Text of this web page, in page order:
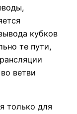
кубков
те пути,
ветви
только для